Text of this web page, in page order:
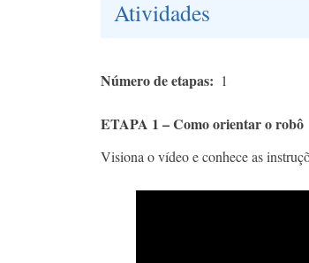
Atividades
Número de etapas 1
ETAPA 1 – Como orientar o robô
Visiona o vídeo e conhece as